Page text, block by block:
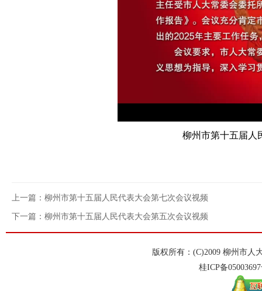
柳州市第十五届人
上一篇：柳州市第十五届人民代表大会第七次会议视频
下一篇：柳州市第十五届人民代表大会第五次会议视频
版权所有：(C)2009 柳州市人
桂ICP备